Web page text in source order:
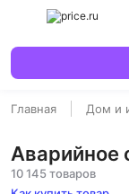
Главная Дом и
Аварийное
10 145 товаров